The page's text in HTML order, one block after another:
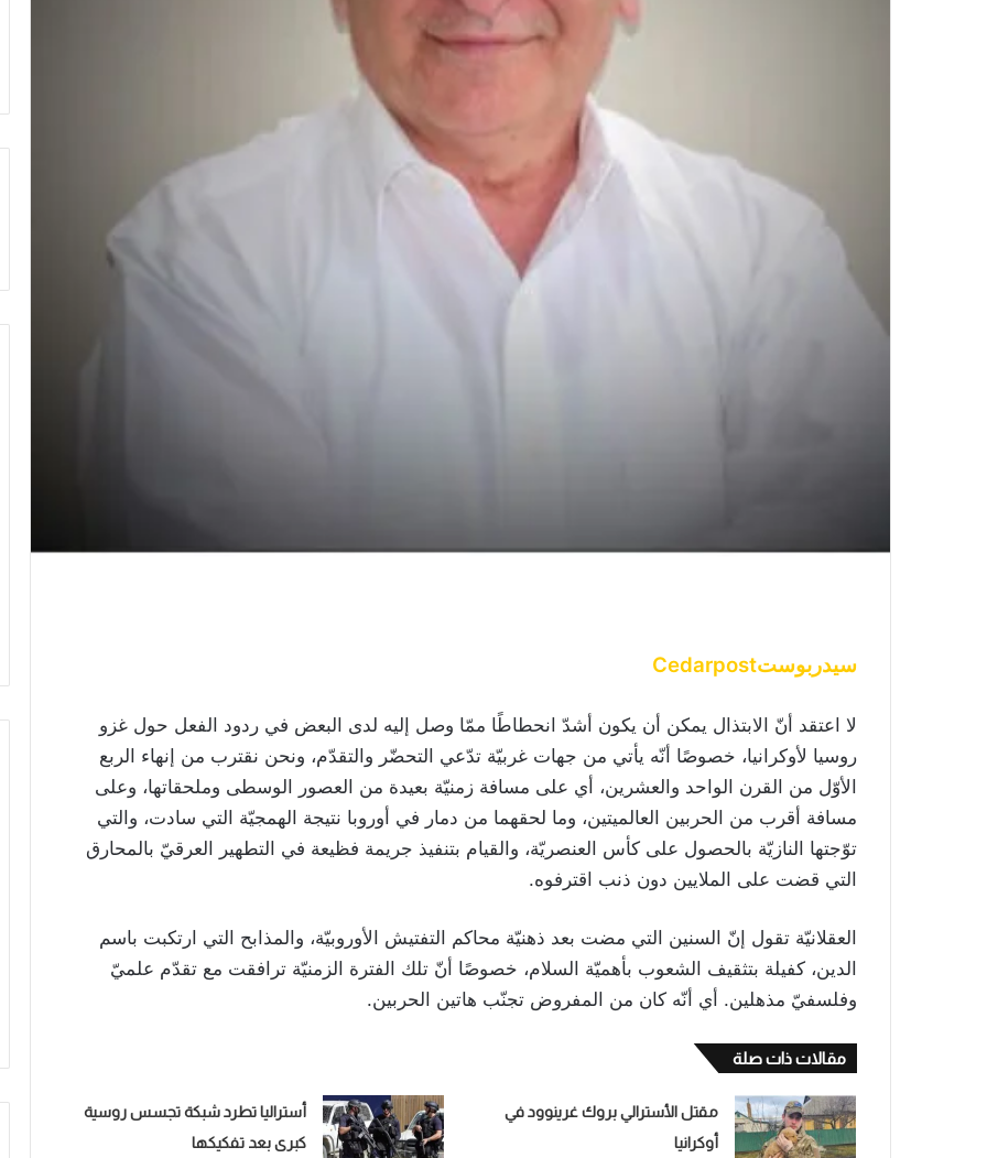
سيدربوستCedarpost
لا اعتقد أنّ الابتذال يمكن أن يكون أشدّ انحطاطًا ممّا وصل إليه لدى البعض في ردود الفعل حول غزو
روسيا لأوكرانيا، خصوصًا أنّه يأتي من جهات غربيّة تدّعي التحضّر والتقدّم، ونحن نقترب من إنهاء الربع
الأوّل من القرن الواحد والعشرين، أي على مسافة زمنيّة بعيدة من العصور الوسطى وملحقاتها، وعلى
مسافة أقرب من الحربين العالميتين، وما لحقهما من دمار في أوروبا نتيجة الهمجيّة التي سادت، والتي
توّجتها النازيّة بالحصول على كأس العنصريّة، والقيام بتنفيذ جريمة فظيعة في التطهير العرقيّ بالمحارق
التي قضت على الملايين دون ذنب اقترفوه.
العقلانيّة تقول إنّ السنين التي مضت بعد ذهنيّة محاكم التفتيش الأوروبيّة، والمذابح التي ارتكبت باسم
الدين، كفيلة بتثقيف الشعوب بأهميّة السلام، خصوصًا أنّ تلك الفترة الزمنيّة ترافقت مع تقدّم علميّ
وفلسفيّ مذهلين. أي أنّه كان من المفروض تجنّب هاتين الحربين.
مقالات ذات صلة
مقتل الأسترالي بروك غرينوود في
أوكرانيا
أستراليا تطرد شبكة تجسس روسية
كبرى بعد تفكيكها
الأسترالي
فبراير 12, 2026